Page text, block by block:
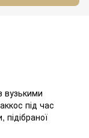
вузькими
під час